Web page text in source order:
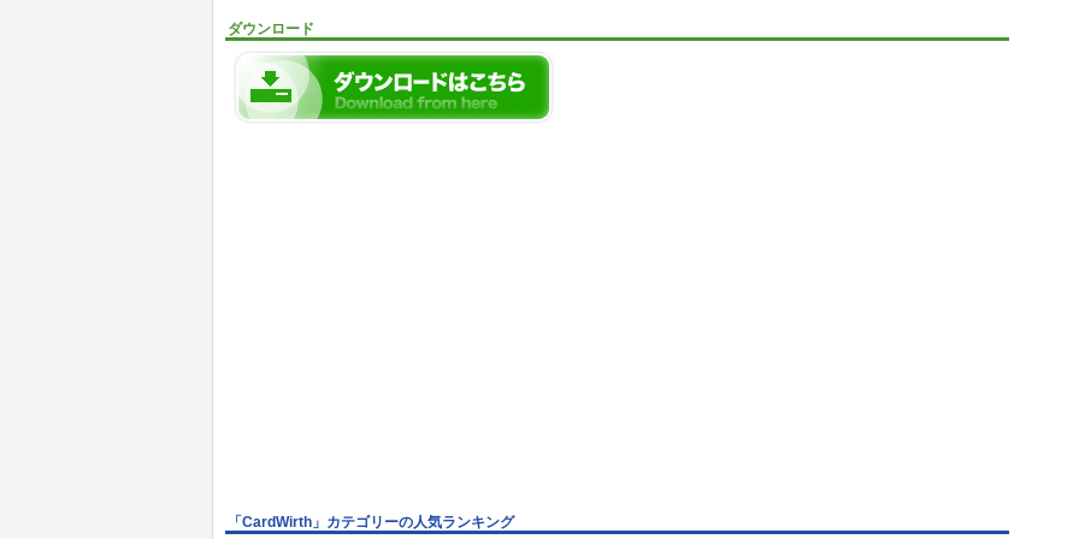
ダウンロード
「CardWirth」カテゴリーの人気ランキング